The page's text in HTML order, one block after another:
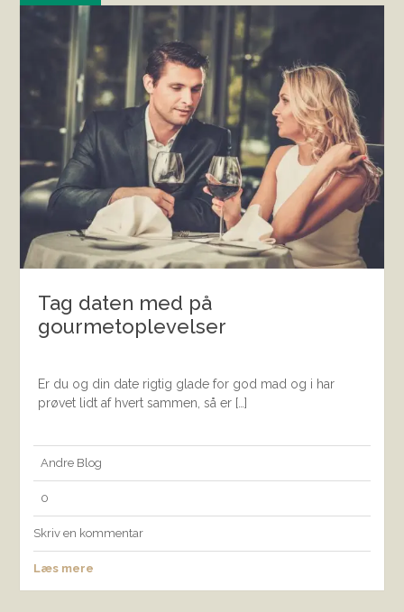
Tag daten med på
gourmetoplevelser
Er du og din date rigtig glade for god mad og i har
prøvet lidt af hvert sammen, så er […]
Andre Blog
0
Skriv en kommentar
Læs mere